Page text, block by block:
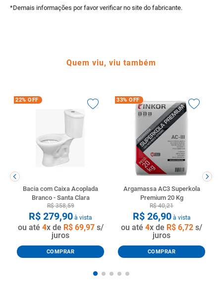
*Demais informações por favor verificar no site do fabricante.
Quem viu, viu também
22% OFF
Bacia com Caixa Acoplada
Branco - Santa Clara
R$ 358,59
R$ 279,90 à vista
ou até 4x de R$ 69,97s/
juros
COMPRAR
33% OFF
Argamassa AC3 Superkola
Premium 20 Kg
R$ 40,21
R$ 26,90à vista
ou até 4x de R$ 6,72 s/
juros
COMPRAR